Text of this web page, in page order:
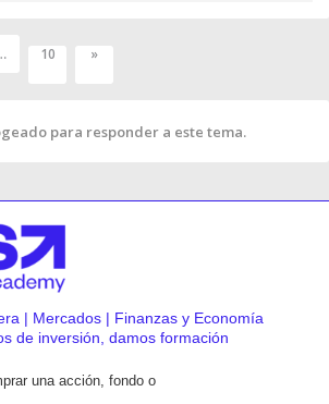
10 »
para responder a este tema.
| Mercados | Finanzas y Economía
de inversión, damos formación
una acción, fondo o